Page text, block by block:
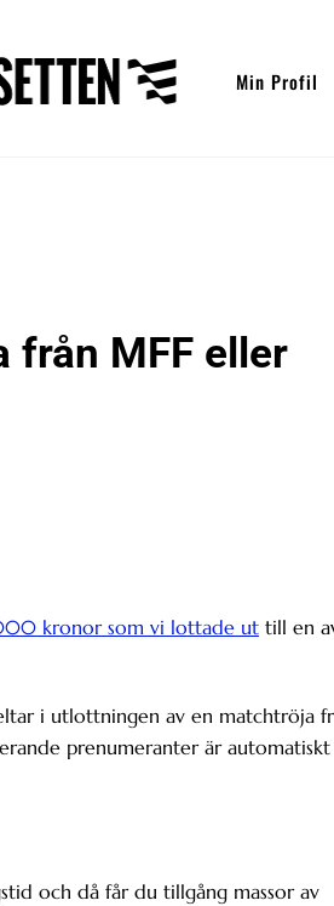
Min Profil
från MFF eller
kronor som vi lottade ut till en
i utlottningen av en matchtröja
prenumeranter är automatiskt
och då får du tillgång massor av